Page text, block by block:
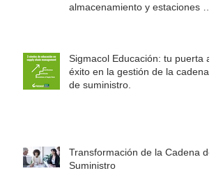
almacenamiento y estaciones de
Sigmacol Educación: tu puerta al
éxito en la gestión de la cadena
de suministro.
Transformación de la Cadena de
Suministro